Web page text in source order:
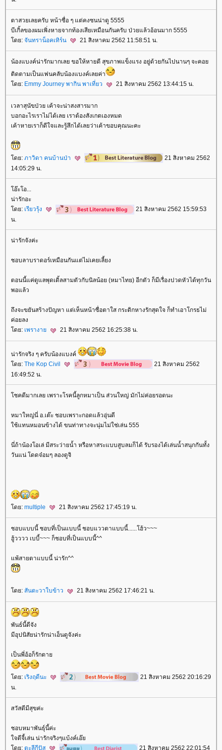
ตาสวยเลยครับ หน้าซื่อ ๆ แต่คงซนน่าดู 5555
บีเกิ้ลของผมเพิ่งหายจากท้องเสียเหมือนกันครับ ป่วยแล้วอ้อนมาก 5555
ดย: จันทราน็อคเทิร์น 21 สิงหาคม 2562 11:58:51 น.
น้องแบงค์น่ารักมากเลย ขอให้หายดี สุขภาพแข็งแรง อยู่ด้วยกันไปนานๆ จะคอ
ติดตามเป็นแฟนคลับน้องแบงค์เลยค่า
ดย: Emmy Journey พากิน พาเที่ยว 21 สิงหาคม 2562 13:44:15 น.
เวลาสุนัขป่วย เค้าจะน่าสงสารมาก
บอกอะไรเราไม่ได้เลย เราต้องสังเกตเองหมด
เค้าหายเราก็ดีใจและรู้สึกได้เลยว่าเค้าขอบคุณนะคะ
ดย: ภาวิดา คนบ้านป่า
21 สิงหาคม 2562
14:05:29 น.
อ๊ะโอ...
น่ารักอะ
ดย: เรียวรุ้ง
21 สิงหาคม 2562 15:59:53
น.
น่ารักจังค่ะ
ชอบลาบราดอร์เหมือนกันแต่ไม่เคยเลี้ยง
ตอนนี้แค่ดูแลพุดเดิ้ลสามตัวกับนิลน้อย (หมาไทย) อีกตัว ก็มีเรื่องปวดหัวได้ทุกวัน
พอแล้ว
ถึงจะขยันสร้างปัญหา แต่เห็นหน้าซื่อตาใส กระดิกหางรักสุดใจ ก็ทำเอาโกรธไม่
ค่อยลง
ดย: เพรางา 21 สิงหาคม 2562 16:25:38 น.
น่ารักจริง ๆ ครับน้องแบงค์
ดย: The Kop Civil
21 สิงหาคม 2562
16:49:52 น.
ชคดีมากเลย เพราะโรคนี้ลูกหมาเป็น ส่วนใหญ่ มักไม่ค่อยรอดนะ
หมาใหญ่นี่ อ.เต๊ะ ชอบเพราะกอดแล้วอุ่นดี
ช้แทนหมอนข้างได้ ขนท่าทางจะนุ่มไม่ใช่เล่น 555
นี่ถ้าน้องโอเล่ มีสระว่ายน้ำ หรือหาสระแบบสูบลมก็ได้ รับรองได้เล่นน้ำสนุกกันทั้ง
วันแน่ โดดจ๋อมๆ ลองดูจิ
ดย: multiple 21 สิงหาคม 2562 17:45:19 น.
ชอบแบบนี้ ชอบที่เป็นแบบนี้ ชอบแววตาแบบนี้......โฮ้ว~~~
ฮู้วววว เบบี้~~~ ก็ชอบที่เป็นแบบนี้^^
พ้สายตาแบบนี้ น่ารัก^^
ดย: สันตะวาใบข้าว 21 สิงหาคม 2562 17:46:21 น.
พันธ์นี้ดีจัง
มีอุปนิสัยน่ารักน่าเอ็นดูจังค่ะ
เป็นพี่อ้อก็รักตา
ดย: เริงฤดีนะ
21 สิงหาคม 2562 20:16:29
น.
สวัสดีมีสุขค่ะ
ชอบหมาพันธุ์นี้ค่ะ
จดีจี้เล่น น่ารักจริงๆแบ้งค์เอ๊
ดย: ตะลีกีปัส 21 สิงหาคม 2562 22:01:54